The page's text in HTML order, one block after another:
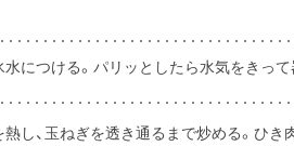
につける。パリッとしたら水気をきって
し、玉ねぎを透き通るまで炒める。ひき